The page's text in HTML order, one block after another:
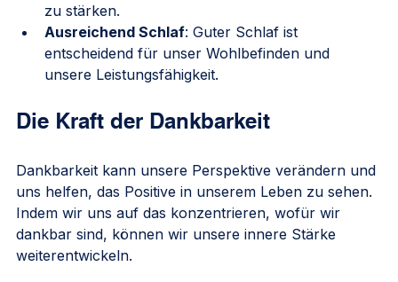
zu stärken.
Ausreichend Schlaf: Guter Schlaf ist
entscheidend für unser Wohlbefinden und
unsere Leistungsfähigkeit.
Die Kraft der Dankbarkeit
Dankbarkeit kann unsere Perspektive verändern und
uns helfen, das Positive in unserem Leben zu sehen.
Indem wir uns auf das konzentrieren, wofür wir
dankbar sind, können wir unsere innere Stärke
weiterentwickeln.